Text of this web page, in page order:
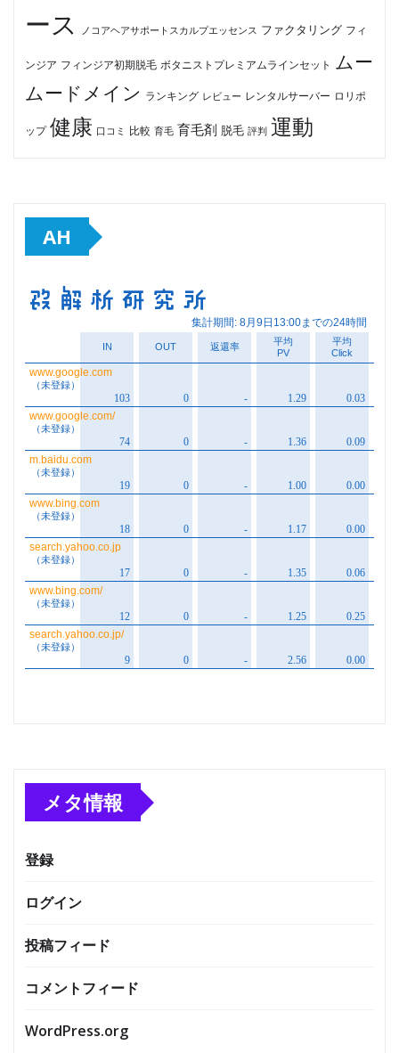
ース
ノコアヘアサポートスカルプエッセンス ファクタリング フィ
ンジア フィンジア初期脱毛 ボタニストプレミアムラインセット ムー
ムードメイン ランキング レビュー レンタルサーバー ロリポ
ップ 健康 口コミ 比較 育毛 育毛剤 脱毛 評判 運動
AH
メタ情報
登録
ログイン
投稿フィード
コメントフィード
WordPress.org